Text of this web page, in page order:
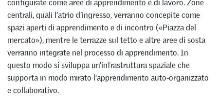
configurate come aree di apprendimento e di lavoro. Zone
centrali, quali l’atrio d’ingresso, verranno concepite come
spazi aperti di apprendimento e di incontro («Piazza del
mercato»), mentre le terrazze sul tetto e altre aree di sosta
verranno integrate nel processo di apprendimento. In
questo modo si sviluppa un’infrastruttura spaziale che
supporta in modo mirato l’apprendimento auto-organizzato
e collaborativo.